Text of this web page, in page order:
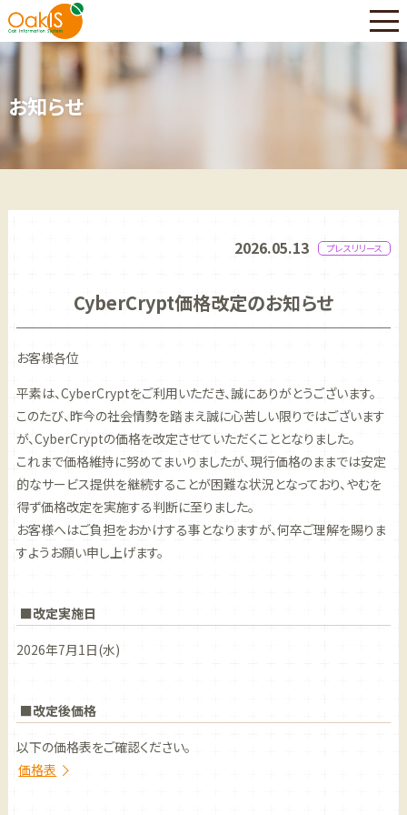
お知らせ
2026.05.13 プレスリリース
CyberCrypt価格改定のお知らせ
お客様各位
平素は、CyberCryptをご利用いただき、誠にありがとうございます。
このたび、昨今の社会情勢を踏まえ誠に心苦しい限りではございます
が、CyberCryptの価格を改定させていただくこととなりました。
これまで価格維持に努めてまいりましたが、現行価格のままでは安定
的なサービス提供を継続することが困難な状況となっており、やむを
得ず価格改定を実施する判断に至りました。
お客様へはご負担をおかけする事となりますが、何卒ご理解を賜りま
すようお願い申し上げます。
■改定実施日
2026年7月1日(水)
■改定後価格
以下の価格表をご確認ください。
価格表